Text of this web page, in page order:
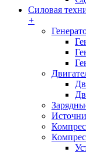
Силовая
+